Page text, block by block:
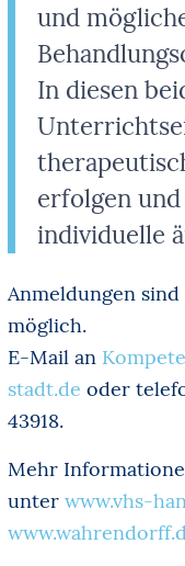
und
In diesen
erfolgen
individuelle
Anmeldungen
möglich.
E-Mail an
stadt.de oder
43918.
Mehr
unter www.vhs-